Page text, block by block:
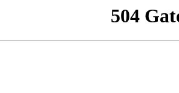
504